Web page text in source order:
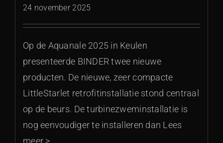
24 november 2025
Op de Aquanale 2025 in Keulen
presenteerde BINDER twee nieuwe
producten. De nieuwe, zeer compacte
LittleStarlet retrofitinstallatie stond centraal
op de beurs. De turbinezweminstallatie is
nog eenvoudiger te installeren dan Lees